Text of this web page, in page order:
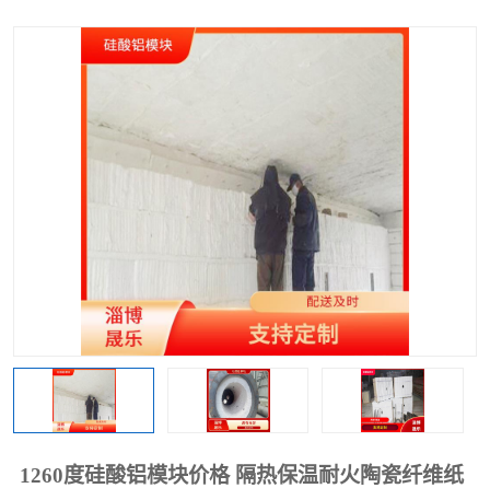
1260度硅酸铝模块价格 隔热保温耐火陶瓷纤维纸
硅酸铝纤维毡